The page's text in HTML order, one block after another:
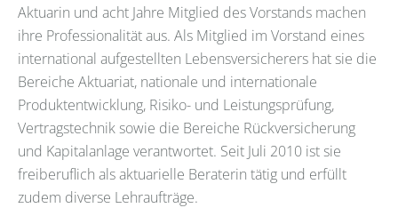
Aktuarin und acht Jahre Mitglied des Vorstands machen
ihre Professionalität aus. Als Mitglied im Vorstand eines
international aufgestellten Lebensversicherers hat sie die
Bereiche Aktuariat, nationale und internationale
Produktentwicklung, Risiko- und Leistungsprüfung,
Vertragstechnik sowie die Bereiche Rückversicherung
und Kapitalanlage verantwortet. Seit Juli 2010 ist sie
freiberuflich als aktuarielle Beraterin tätig und erfüllt
zudem diverse Lehraufträge.